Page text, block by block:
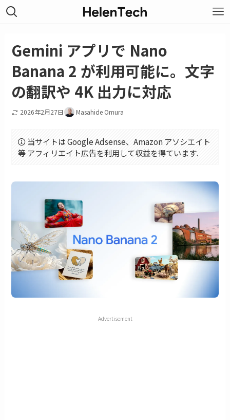
Gemini アプリで Nano
Banana 2 が利用可能に。文字
の翻訳や 4K 出力に対応
2026年2月27日 Masahide Omura
当サイトは Google Adsense、Amazon アソシエイト
等 アフィリエイト広告を利用して収益を得ています.
Advertisement